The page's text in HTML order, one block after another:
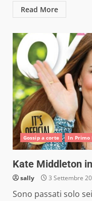
Read More
Gossip a corte In Primo
Kate Middleton
sally 3 Settembre
Sono passati solo